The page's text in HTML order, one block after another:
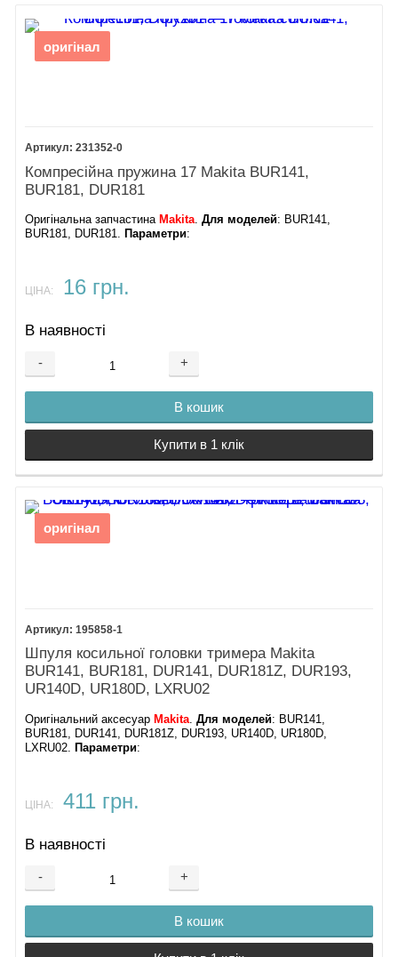
оригінал
231352-0
Компресійна пружина 17 Makita BUR141,
BUR181, DUR181
Оригінальна запчастина Makita.Для моделей: BUR141,
BUR181, DUR181. Параметри:
ЦІНА: 16 грн.
В наявності
- +
В кошик
Купити в 1 клік
оригінал
195858-1
Шпуля косильної головки тримера Makita
BUR141, BUR181, DUR141, DUR181Z, DUR193,
UR140D, UR180D, LXRU02
Оригінальний аксесуар Makita.Для моделей: BUR141,
BUR181, DUR141, DUR181Z, DUR193, UR140D, UR180D,
LXRU02. Параметри:
ЦІНА: 411 грн.
В наявності
- +
В кошик